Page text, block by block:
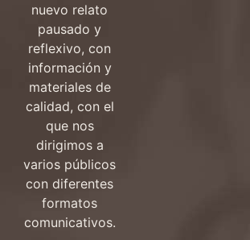
nuevo relato
pausado y
reflexivo, con
información y
materiales de
calidad, con el
que nos
dirigimos a
varios públicos
con diferentes
formatos
comunicativos.